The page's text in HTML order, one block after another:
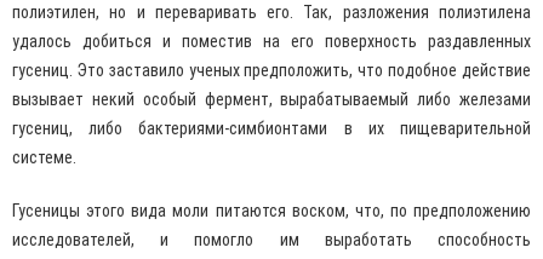
полиэтилен, но и переваривать его. Так, разложения полиэтилена
удалось добиться и поместив на его поверхность раздавленных
гусениц. Это заставило ученых предположить, что подобное действие
вызывает некий особый фермент, вырабатываемый либо железами
гусениц, либо бактериями-симбионтами в их пищеварительной
системе.
Гусеницы этого вида моли питаются воском, что, по предположению
исследователей, и помогло им выработать способность